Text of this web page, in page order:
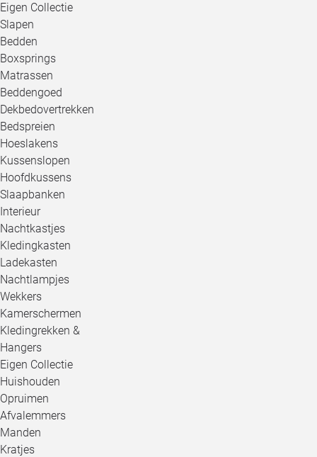
Eigen Collectie
Slapen
Bedden
Boxsprings
Matrassen
Beddengoed
Dekbedovertrekken
Bedspreien
Hoeslakens
Kussenslopen
Hoofdkussens
Slaapbanken
Interieur
Nachtkastjes
Kledingkasten
Ladekasten
Nachtlampjes
Wekkers
Kamerschermen
Kledingrekken &
Hangers
Eigen Collectie
Huishouden
Opruimen
Afvalemmers
Manden
Kratjes